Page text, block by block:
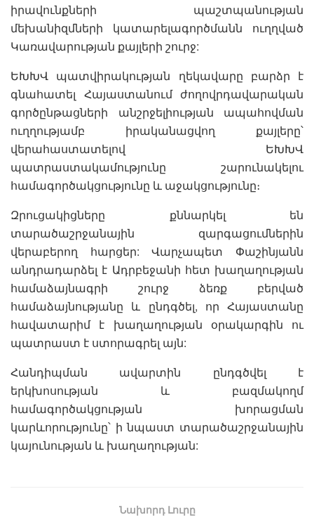
իրավունքների պաշտպանության
մեխանիզմների կատարելագործմանն ուղղված
Կառավարության քայլերի շուրջ:
ԵԽԽՎ պատվիրակության ղեկավարը բարձր է
գնահատել Հայաստանում ժողովրդավարական
գործընթացների անշրջելիության ապահովման
ուղղությամբ իրականացվող քայլերը՝
վերահաստատելով ԵԽԽՎ
պատրաստակամությունը շարունակելու
համագործակցությունը և աջակցությունը։
Զրուցակիցները քննարկել են
տարածաշրջանային զարգացումներին
վերաբերող հարցեր: Վարչապետ Փաշինյանն
անդրադարձել է Ադրբեջանի հետ խաղաղության
համաձայնագրի շուրջ ձեռք բերված
համաձայնությանը և ընդգծել, որ Հայաստանը
հավատարիմ է խաղաղության օրակարգին ու
պատրաստ է ստորագրել այն:
Հանդիպման ավարտին ընդգծվել է
երկխոսության և բազմակողմ
համագործակցության խորացման
կարևորությունը՝ ի նպաստ տարածաշրջանային
կայունության և խաղաղության:
Նախորդ Լուրը